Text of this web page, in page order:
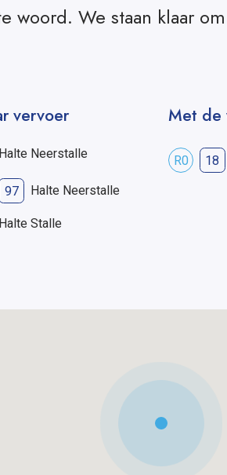
woord. We staan klaar
vervoer
Halte Neerstalle
97 Halte Neerstalle
Halte Stalle
Met de
R0 18